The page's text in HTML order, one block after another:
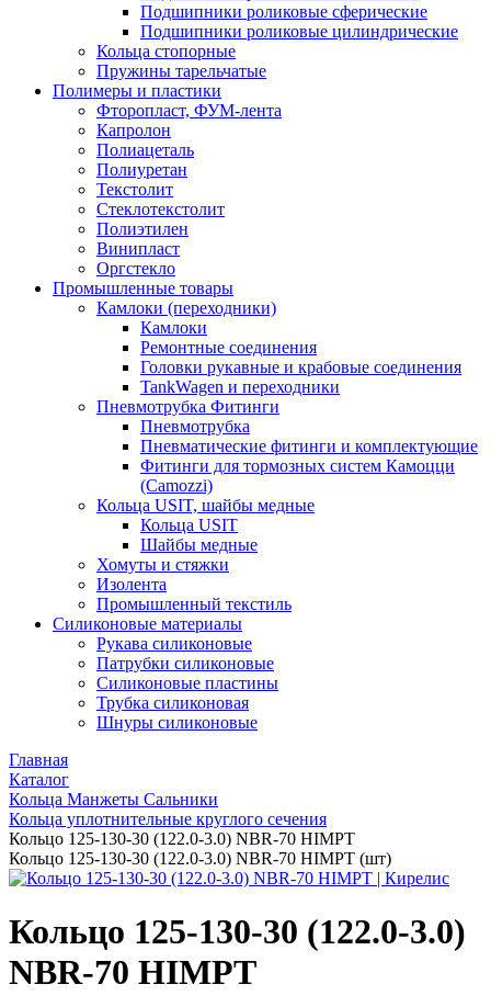
Подшипники роликовые сферические
Подшипники роликовые цилиндрические
Кольца стопорные
Пружины тарельчатые
Полимеры и пластики
Фторопласт, ФУМ-лента
Капролон
Полиацеталь
Полиуретан
Текстолит
Стеклотекстолит
Полиэтилен
Винипласт
Оргстекло
Промышленные товары
Камлоки (переходники)
Камлоки
Ремонтные соединения
Головки рукавные и крабовые соединения
TankWagen и переходники
Пневмотрубка Фитинги
Пневмотрубка
Пневматические фитинги и комплектующие
Фитинги для тормозных систем Камоцци
(Camozzi)
Кольца USIT, шайбы медные
Кольца USIT
Шайбы медные
Хомуты и стяжки
Изолента
Промышленный текстиль
Силиконовые материалы
Рукава силиконовые
Патрубки силиконовые
Силиконовые пластины
Трубка силиконовая
Шнуры силиконовые
Главная
Каталог
Кольца Манжеты Сальники
Кольца уплотнительные круглого сечения
Кольцо 125-130-30 (122.0-3.0) NBR-70 HIMPT
Кольцо 125-130-30 (122.0-3.0) NBR-70 HIMPT (шт)
Кольцо 125-130-30 (122.0-3.0)
NBR-70 HIMPT